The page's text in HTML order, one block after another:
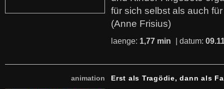
für sich selbst als auch
(Anne Frisius)
laenge: 1,77 min | datum:
animation Erst als Tragödie, dann als